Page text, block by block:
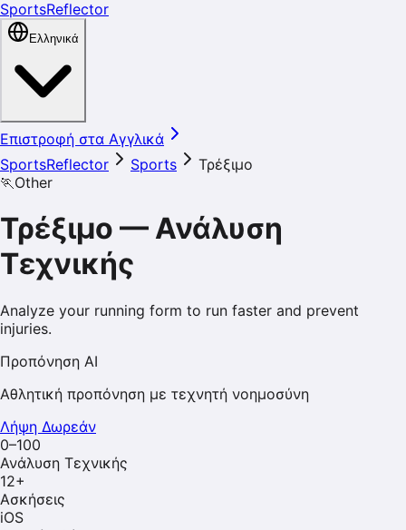
SportsReflector
Ελληνικά
Επιστροφή στα Αγγλικά
SportsReflector
Sports
Τρέξιμο
🏃Other
Τρέξιμο — Ανάλυση
Τεχνικής
Analyze your running form to run faster and prevent
injuries.
Προπόνηση AI
Αθλητική προπόνηση με τεχνητή νοημοσύνη
Λήψη Δωρεάν
0–100
Ανάλυση Τεχνικής
12+
Ασκήσεις
iOS